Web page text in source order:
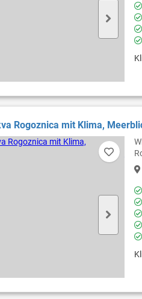
Rogoznica mit Klima,